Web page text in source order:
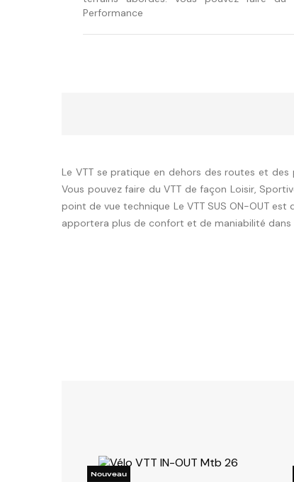
Performance
Le VTT se pratique en dehors des routes et
Vous pouvez faire du VTT de façon Loisir,
point de vue technique Le VTT SUS ON-OUT
apportera plus de confort et de maniabilité
Nouveau